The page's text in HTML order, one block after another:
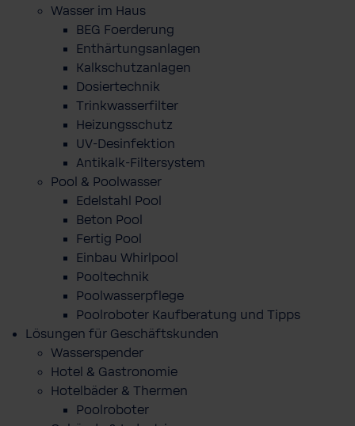
Wasser im Haus
BEG Foerderung
Enthärtungsanlagen
Kalkschutzanlagen
Dosiertechnik
Trinkwasserfilter
Heizungsschutz
UV-Desinfektion
Antikalk-Filtersystem
Pool & Poolwasser
Edelstahl Pool
Beton Pool
Fertig Pool
Einbau Whirlpool
Pooltechnik
Poolwasserpflege
Poolroboter Kaufberatung und Tipps
Lösungen für Geschäftskunden
Wasserspender
Hotel & Gastronomie
Hotelbäder & Thermen
Poolroboter